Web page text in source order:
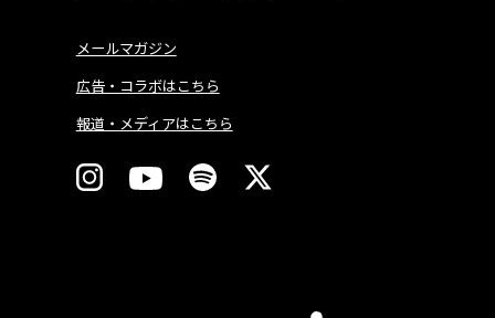
メールマガジン
広告・コラボはこちら
報道・メディアはこちら